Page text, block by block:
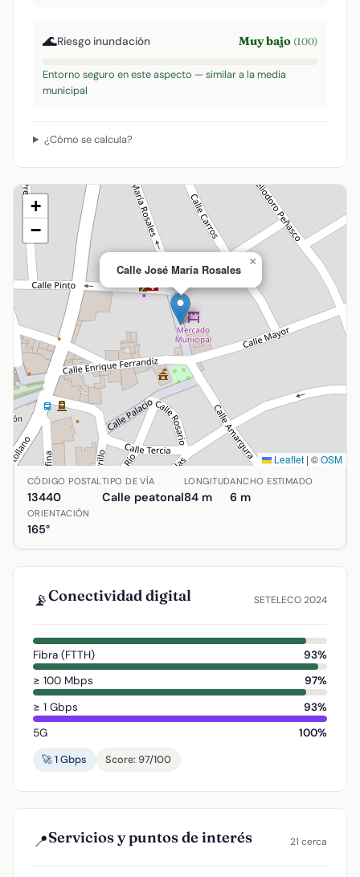
🌊Riesgo inundación Muy bajo (100)
Entorno seguro en este aspecto — similar a la media
municipal
¿Cómo se calcula?
Calle José María Rosales
×
+
−
Leaflet | ©OSM
Ubicación de Calle José María Rosales en Argamasilla
CÓDIGO POSTAL
13440
TIPO DE VÍA
Calle peatonal
LONGITUD
84 m
ANCHO ESTIMADO
6 m
ORIENTACIÓN
165°
📡Conectividad digital SETELECO 2024
Fibra (FTTH)
93%
≥ 100 Mbps
97%
≥ 1 Gbps
93%
5G
100%
🚀 1 Gbps
Score: 97/100
📍Servicios y puntos de interés 21 cerca